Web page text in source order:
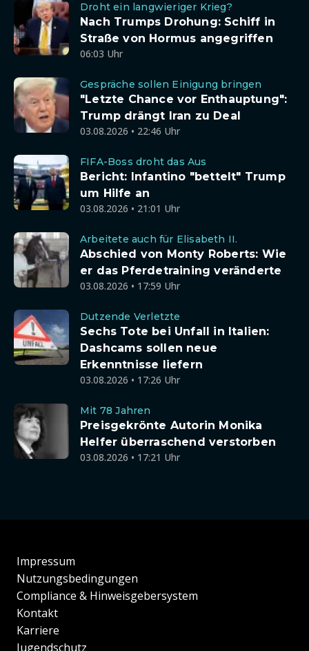
Droht ein langwieriger Krieg?
Nach Trumps Drohung: Schiff in
Straße von Hormus angegriffen
06:03 Uhr
Gespräche sollen Einigung bringen
"Letzte Chance vor Enthauptung":
Trump drängt Iran zu Deal
03.08.2026 • 22:46 Uhr
FIFA-Boss droht das Aus
Bericht: Infantino "bettelt" Trump
um Hilfe an
03.08.2026 • 21:01 Uhr
Arbeitete auch für Elisabeth II.
Abschied von Monty Roberts: Wie
er das Pferdetraining veränderte
03.08.2026 • 17:59 Uhr
Dutzende Verletzte
Sechs Tote bei Unfall in Italien:
Dashcams sollen neue
Erkenntnisse liefern
03.08.2026 • 17:26 Uhr
Mit 78 Jahren
Preisgekrönte Autorin Monika
Helfer überraschend verstorben
03.08.2026 • 17:21 Uhr
Impressum
Nutzungsbedingungen
Compliance & Hinweisgebersystem
Kontakt
Karriere
Jugendschutz